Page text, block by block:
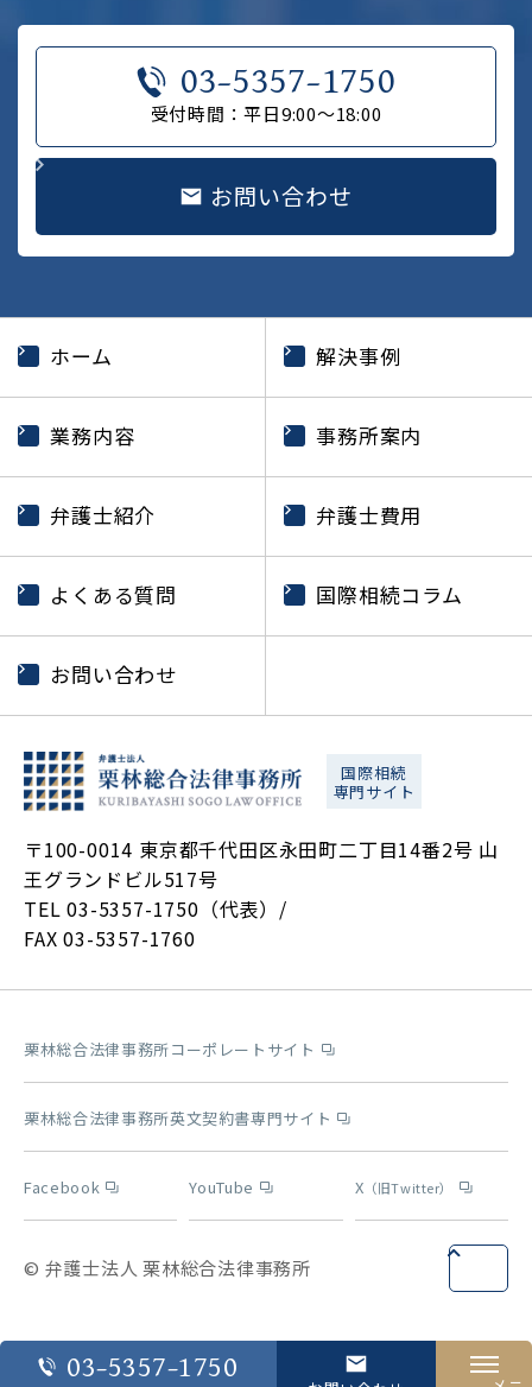
03-5357-1750
03-5357-1750
受付時間：平日9:00～18:00
お問い合わせ
ホーム 解決事例
業務内容 事務所案内
弁護士紹介 弁護士費用
よくある質問 国際相続コラム
お問い合わせ
国際相続
専門サイト
〒100-0014 東京都千代田区永田町二丁目14番2号 山
王グランドビル517号
TEL 03-5357-1750（代表）/
FAX 03-5357-1760
栗林総合法律事務所コーポレートサイト
栗林総合法律事務所英文契約書専門サイト
Facebook YouTube X （旧Twitter）
© 弁護士法人 栗林総合法律事務所